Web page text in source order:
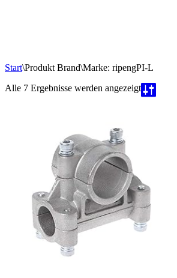
Start\Produkt Brand\Marke: ripengPI-L
Alle 7 Ergebnisse werden angezeigtNach
Beliebtheit